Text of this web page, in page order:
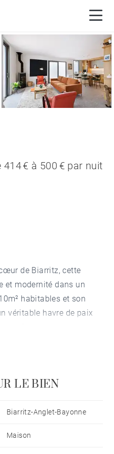
414 € à 500 € par nuit
de Biarritz, cette
et modernité dans un
habitables et son
véritable havre de paix
élégante et ses espaces
adresse unique pour
pour la convivialité et
LE BIEN
Biarritz-Anglet-Bayonne
Maison